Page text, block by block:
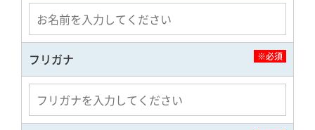
フリガナ ※必須